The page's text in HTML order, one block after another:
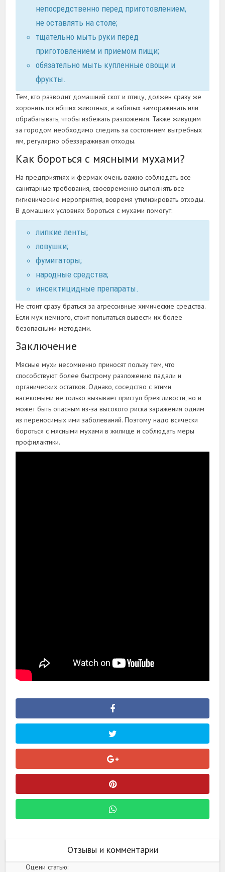
непосредственно перед приготовлением,
не оставлять на столе;
тщательно мыть руки перед
приготовлением и приемом пищи;
обязательно мыть купленные овощи и
фрукты.
Тем, кто разводит домашний скот и птицу, должен сразу же
хоронить погибших животных, а забитых замораживать или
обрабатывать, чтобы избежать разложения. Также живущим
за городом необходимо следить за состоянием выгребных
ям, регулярно обеззараживая отходы.
Как бороться с мясными мухами?
На предприятиях и фермах очень важно соблюдать все
санитарные требования, своевременно выполнять все
гигиенические мероприятия, вовремя утилизировать отходы.
В домашних условиях бороться с мухами помогут:
липкие ленты;
ловушки;
фумигаторы;
народные средства;
инсектицидные препараты.
Не стоит сразу браться за агрессивные химические средства.
Если мух немного, стоит попытаться вывести их более
безопасными методами.
Заключение
Мясные мухи несомненно приносят пользу тем, что
способствуют более быстрому разложению падали и
органических остатков. Однако, соседство с этими
насекомыми не только вызывает приступ брезгливости, но и
может быть опасным из-за высокого риска заражения одним
из переносимых ими заболеваний. Поэтому надо всячески
бороться с мясными мухами в жилище и соблюдать меры
профилактики.
Отзывы и комментарии
Оцени статью: